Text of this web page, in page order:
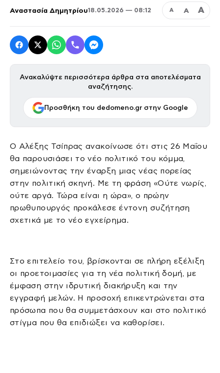
Αναστασία Δημητρίου18.05.2026 — 08:12 Α Α Α
Ανακαλύψτε περισσότερα άρθρα στα αποτελέσματα
αναζήτησης.
Προσθήκη του dedomeno.gr στην Google
Ο Αλέξης Τσίπρας ανακοίνωσε ότι στις 26 Μαΐου
θα παρουσιάσει το νέο πολιτικό του κόμμα,
σημειώνοντας την έναρξη μιας νέας πορείας
στην πολιτική σκηνή. Με τη φράση «Ούτε νωρίς,
ούτε αργά. Τώρα είναι η ώρα», ο πρώην
πρωθυπουργός προκάλεσε έντονη συζήτηση
σχετικά με το νέο εγχείρημα.
Στο επιτελείο του, βρίσκονται σε πλήρη εξέλιξη
οι προετοιμασίες για τη νέα πολιτική δομή, με
έμφαση στην ιδρυτική διακήρυξη και την
εγγραφή μελών. Η προσοχή επικεντρώνεται στα
πρόσωπα που θα συμμετάσχουν και στο πολιτικό
στίγμα που θα επιδιώξει να καθορίσει.